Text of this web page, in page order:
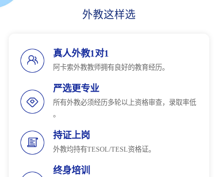
外教这样选
真人外教1对1
阿卡索外教教师拥有良好的教育经历。
严选更专业
所有外教必须经历多轮以上资格审查，录取率低
。
持证上岗
外教均持有TESOL/TESL资格证。
终身培训